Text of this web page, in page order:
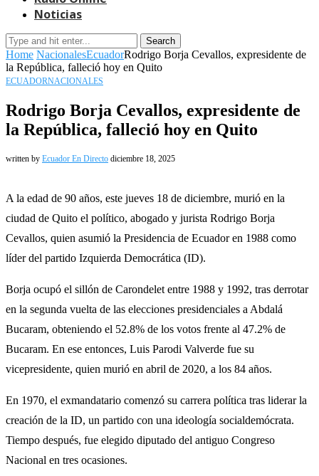
Noticias
Search
Home NacionalesEcuadorRodrigo Borja Cevallos, expresidente de
la República, falleció hoy en Quito
ECUADORNACIONALES
Rodrigo Borja Cevallos, expresidente de
la República, falleció hoy en Quito
written by Ecuador En Directo diciembre 18, 2025
A la edad de 90 años, este jueves 18 de diciembre, murió en la
ciudad de Quito el político, abogado y jurista Rodrigo Borja
Cevallos, quien asumió la Presidencia de Ecuador en 1988 como
líder del partido Izquierda Democrática (ID).
Borja ocupó el sillón de Carondelet entre 1988 y 1992, tras derrotar
en la segunda vuelta de las elecciones presidenciales a Abdalá
Bucaram, obteniendo el 52.8% de los votos frente al 47.2% de
Bucaram. En ese entonces, Luis Parodi Valverde fue su
vicepresidente, quien murió en abril de 2020, a los 84 años.
En 1970, el exmandatario comenzó su carrera política tras liderar la
creación de la ID, un partido con una ideología socialdemócrata.
Tiempo después, fue elegido diputado del antiguo Congreso
Nacional en tres ocasiones.